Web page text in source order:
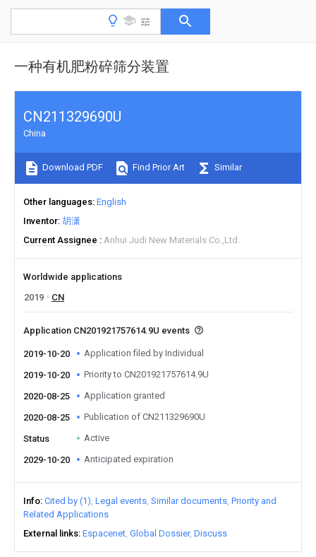
一种有机肥粉碎筛分装置
CN211329690U
China
Download PDF Find Prior Art Similar
Other languages English
Inventor 胡潇
Current Assignee
Anhui Judi New Materials Co.,Ltd.
Worldwide applications
2019
CN
Application CN201921757614.9U events
2019-10-20 Application filed by Individual
2019-10-20 Priority to CN201921757614.9U
2020-08-25 Application granted
2020-08-25 Publication of CN211329690U
Status Active
2029-10-20 Anticipated expiration
Info Cited by (1) Legal events Similar documents Priority and
Related Applications
External links Espacenet Global Dossier Discuss